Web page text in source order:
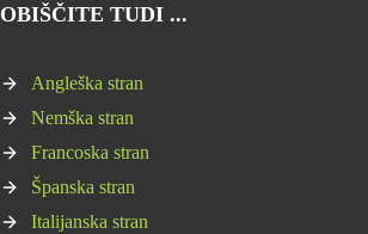
OBIŠČITE TUDI ...
Angleška stran
Nemška stran
Francoska stran
Španska stran
Italijanska stran